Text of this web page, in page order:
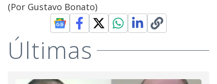
(Por Gustavo Bonato)
Últimas